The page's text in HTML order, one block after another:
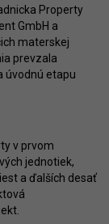
Property
GmbH a
materskej
prevzala
úvodnú etapu
v prvom
jednotiek,
a ďalších desať